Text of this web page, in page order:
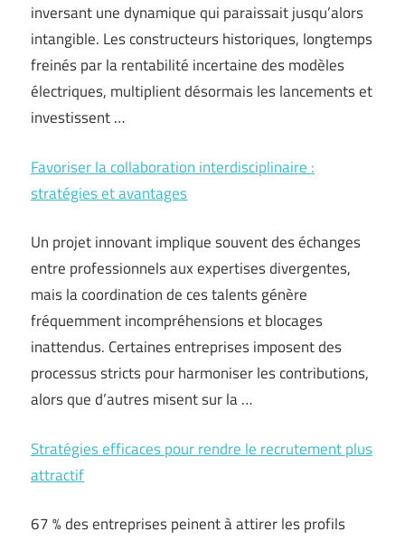
inversant une dynamique qui paraissait jusqu’alors
intangible. Les constructeurs historiques, longtemps
freinés par la rentabilité incertaine des modèles
électriques, multiplient désormais les lancements et
investissent …
Favoriser la collaboration interdisciplinaire :
stratégies et avantages
Un projet innovant implique souvent des échanges
entre professionnels aux expertises divergentes,
mais la coordination de ces talents génère
fréquemment incompréhensions et blocages
inattendus. Certaines entreprises imposent des
processus stricts pour harmoniser les contributions,
alors que d’autres misent sur la …
Stratégies efficaces pour rendre le recrutement plus
attractif
67 % des entreprises peinent à attirer les profils